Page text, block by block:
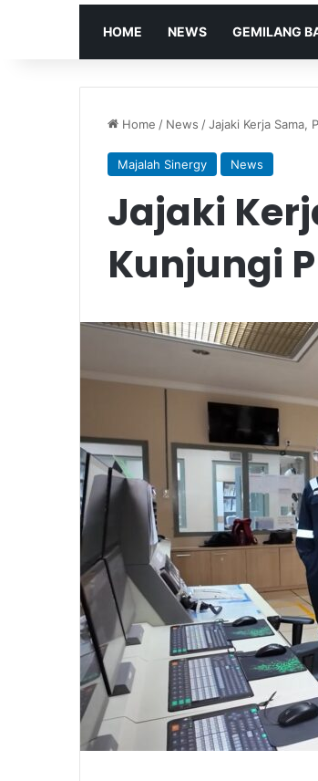
HOME NEWS GEMILANG
Home / News /Jajaki Kerja Sama,
Majalah Sinergy News
Jajaki
Kunjungi